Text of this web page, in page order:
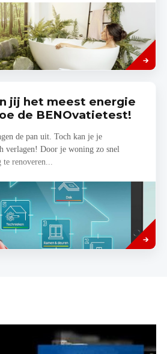
Lees
meer
jij het meest energie
de BENOvatietest!
de pan uit. Toch kan je je
verlagen! Door je woning zo snel
renoveren...
meer